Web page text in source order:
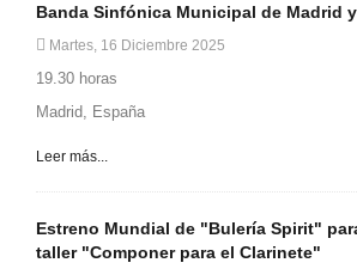
Banda Sinfónica Municipal de Madrid
Martes, 16 Diciembre 2025
19.30 horas
Madrid, España
Leer más...
Estreno Mundial de "Bulería Spirit"
taller "Componer para el Clarinete"